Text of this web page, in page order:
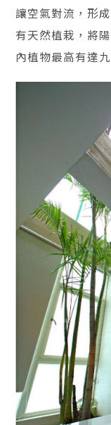
讓空氣對流，形
有天然植栽，將
內植物最高有達